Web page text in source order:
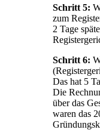
Schritt 5:
zum
2 Tage
Schritt 6:
Das hat 5
Die
über das
waren das